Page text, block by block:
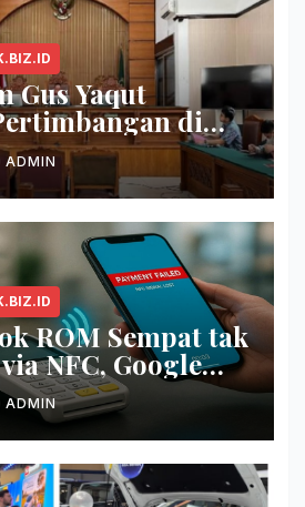
Gus Yaqut
di
Tambahan
ADMIN
ROM Sempat tak
NFC, Google
ADMIN